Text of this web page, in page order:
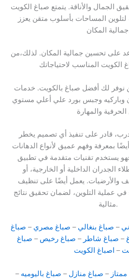
الجمال والأناقة. يتمتع صباغ الكويت
لتلوين المساحات بأسلوب متقن يعزز
على تحسين جمالية المكان. لذلك،من
الكويت المناسب لاحتياجاتك
نوفر لك أفضل صباغ بالكويت. خدمات
وباركيه وجبس بورد علي أعلي مستوي
قادر على تنفيذ أي تصميم يخطر
بمعرفة وفهم عميق لأنواع الدهانات
يستخدم تقنيات متقدمة في تطبيق
الجدران الداخلية أو الخارجية، أو
والأرضيات. يعمل أيضًا على تنظيف
عملية التلوين، لضمان تحقيق نتائج
مثالية.
– صباغ بنغالي – صباغ مصري – صباغ
– صباغ شاطر – صباغ رخيص – صباغ
– اصباغ الكويت
– صباغ منازل – صباغ باليوميه –